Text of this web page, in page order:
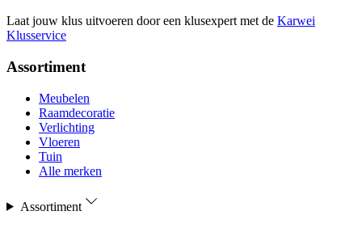
Laat jouw klus uitvoeren door een klusexpert met de Karwei
Klusservice
Assortiment
Meubelen
Raamdecoratie
Verlichting
Vloeren
Tuin
Alle merken
Assortiment